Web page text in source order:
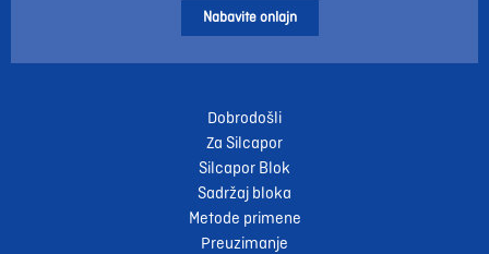
Nabavite onlajn
Dobrodošli
Za Silcapor
Silcapor Blok
Sadržaj bloka
Metode primene
Preuzimanje